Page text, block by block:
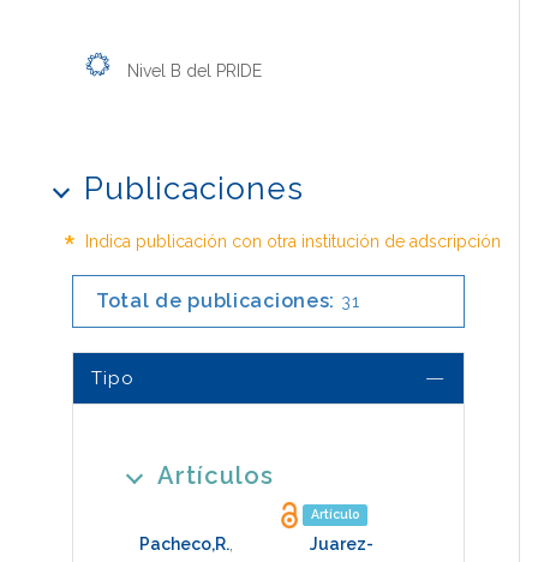
Nivel B del PRIDE
Publicaciones
* Indica publicación con otra institución de adscripción
Total de publicaciones: 31
Tipo
Artículos
Artículo
Pacheco,R.
Juarez-